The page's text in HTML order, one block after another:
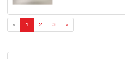
« 1 2 3 »